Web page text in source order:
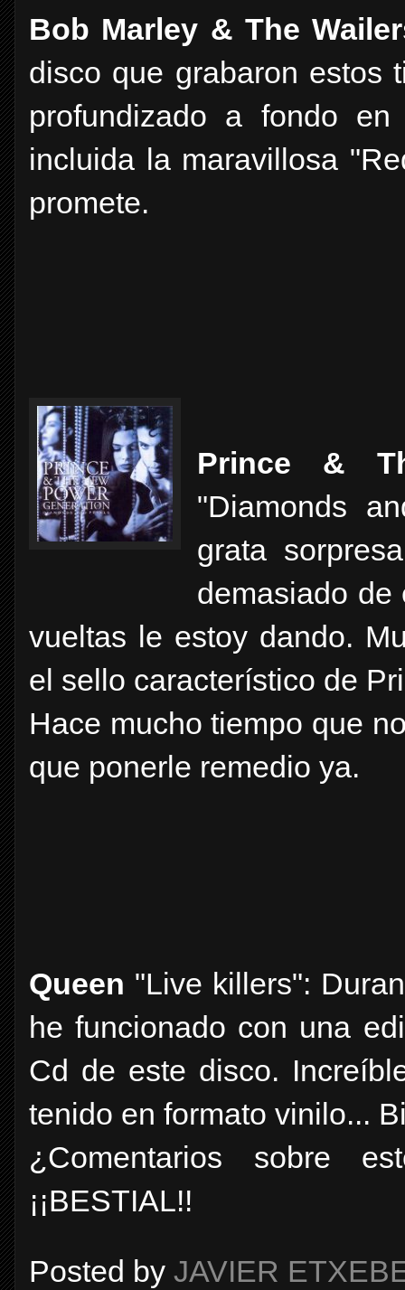
Bob Marley & The
disco que grabaron estos
profundizado a fondo
incluida la maravillosa
promete.
Prince &
"Diamonds
grata
demasiado de
vueltas le estoy dando.
el sello característico de
Hace mucho tiempo que
que ponerle remedio ya.
Queen "Live killers":
he funcionado con una
Cd de este disco.
tenido en formato vinilo...
¿Comentarios sobre
¡¡BESTIAL!!
Posted by JAVIER